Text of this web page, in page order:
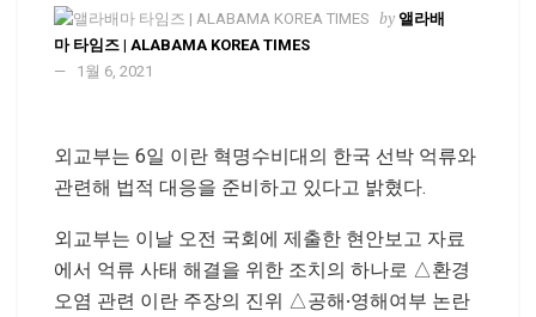
by 앨라배
마 타임즈 | ALABAMA KOREA TIMES
1월 6, 2021
외교부는 6일 이란 혁명수비대의 한국 선박 억류와
관련해 법적 대응을 준비하고 있다고 밝혔다.
외교부는 이날 오전 국회에 제출한 현안보고 자료
에서 억류 사태 해결을 위한 조치의 하나로 △환경
오염 관련 이란 주장의 진위 △공해·영해여부 논란